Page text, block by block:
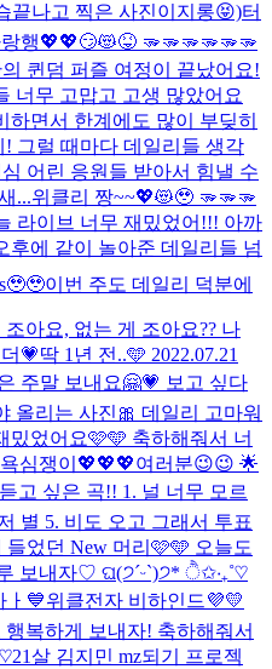
끝나고 찍은 사진이지롱😝)터
행💖💖😏😻😝 🫳🫳🫳🫳🫳🫳
퀸덤 퍼즐 여정이 끝났어요!
너무 고맙고 고생 많았어요
면서 한계에도 많이 부딪히
그럴 때마다 데일리들 생각
어린 응원들 받아서 힘낼 수
...위클리 짱~~💖😻🥹 🫳🫳🫳
라이브 너무 재밌었어!!! 아까
후에 같이 놀아준 데일리들 넘
이번 주도 데일리 덕분에
아요, 없는 게 조아요?? 나
💗딱 1년 전..🩵 2022.07.21
주말 보내요🤗💗 보고 싶다
올리는 사진🎀 데일리 고마워
밌었어요🩷🩵 축하해줘서 너
욕심쟁이💖💖💖여러분😉😉 🌟
고 싶은 곡!! 1. 널 너무 모르
별 5. 비도 오고 그래서 투표
었던 New 머리🩷🩵 오늘도
보내자♡ ଘ(੭ˊᵕˋ)੭* ੈ✩‧₊˚♡
ㅏ💙위클전자 비하인드💜💛
복하게 보내자! 축하해줘서
21살 김지민 mz되기 프로젝